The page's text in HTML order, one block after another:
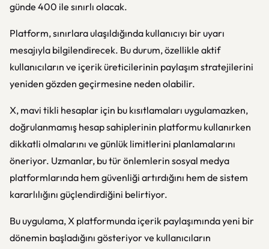
günde 400 ile sınırlı olacak.
Platform, sınırlara ulaşıldığında kullanıcıyı bir uyarı
mesajıyla bilgilendirecek. Bu durum, özellikle aktif
kullanıcıların ve içerik üreticilerinin paylaşım stratejilerini
yeniden gözden geçirmesine neden olabilir.
X, mavi tikli hesaplar için bu kısıtlamaları uygulamazken,
doğrulanmamış hesap sahiplerinin platformu kullanırken
dikkatli olmalarını ve günlük limitlerini planlamalarını
öneriyor. Uzmanlar, bu tür önlemlerin sosyal medya
platformlarında hem güvenliği artırdığını hem de sistem
kararlılığını güçlendirdiğini belirtiyor.
Bu uygulama, X platformunda içerik paylaşımında yeni bir
dönemin başladığını gösteriyor ve kullanıcıların